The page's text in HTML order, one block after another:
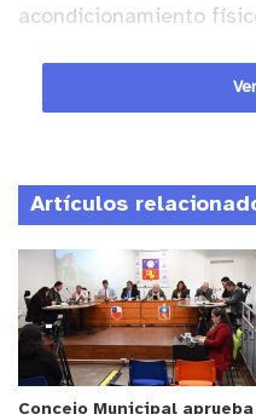
acondicionamiento
El evento principal
destacada instructora
más de 600 personas
las canciones más
oro del Axe en
presentaciones
profesoras del team
Javiera Villarroel y
presentaron los
Artículos
Concejo Municipal aprueba